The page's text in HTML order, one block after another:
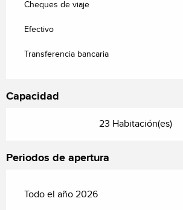
Cheques de viaje
Efectivo
Transferencia bancaria
Capacidad
23 Habitación(es)
Periodos de apertura
Todo el año 2026